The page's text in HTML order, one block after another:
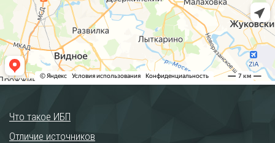
Что такое ИБП
Отличие источников